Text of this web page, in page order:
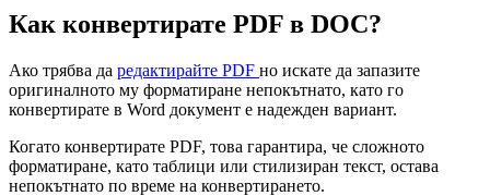
Как конвертирате PDF в DOC?
Ако трябва да редактирайте PDF но искате да запазите
оригиналното му форматиране непокътнато, като го
конвертирате в Word документ е надежден вариант.
Когато конвертирате PDF, това гарантира, че сложното
форматиране, като таблици или стилизиран текст, остава
непокътнато по време на конвертирането.